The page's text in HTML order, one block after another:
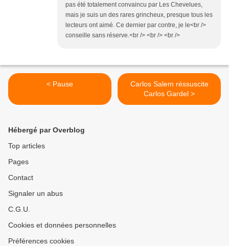
pas été totalement convaincu par Les Chevelues,
mais je suis un des rares grincheux, presque tous les
lecteurs ont aimé. Ce dernier par contre, je le<br />
conseille sans réserve.<br /> <br /> <br />
< Pause
Carlos Salem réssuscite
Carlos Gardel >
Hébergé par Overblog
Top articles
Pages
Contact
Signaler un abus
C.G.U.
Cookies et données personnelles
Préférences cookies